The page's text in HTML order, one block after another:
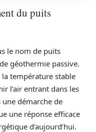
du puits
le nom de puits
géothermie passive.
température stable
l’air entrant dans les
une démarche de
une réponse efficace
d’aujourd’hui.